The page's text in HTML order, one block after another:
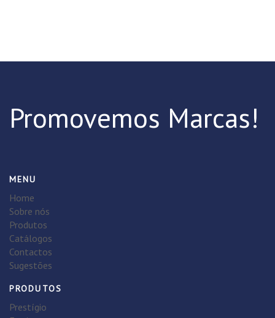
Promovemos Marcas!
MENU
Home
Sobre nós
Produtos
Catálogos
Contactos
Sugestões
PRODUTOS
Prestígio